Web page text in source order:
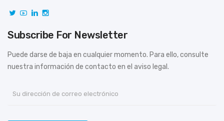
Subscribe For Newsletter
Puede darse de baja en cualquier momento. Para ello, consulte
nuestra información de contacto en el aviso legal.